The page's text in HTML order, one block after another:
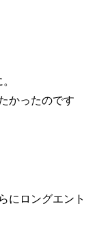
かったのです
にロングエント